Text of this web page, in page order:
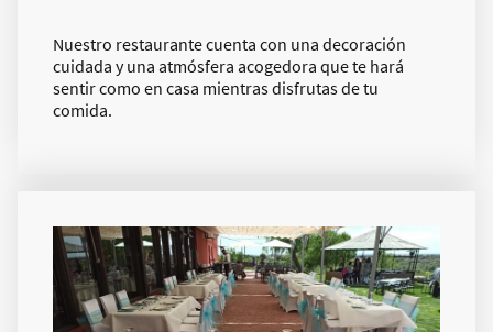
Nuestro restaurante cuenta con una decoración
cuidada y una atmósfera acogedora que te hará
sentir como en casa mientras disfrutas de tu
comida.